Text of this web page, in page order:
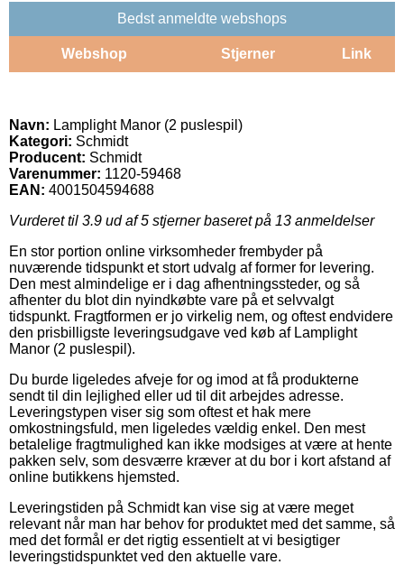
Bedst anmeldte webshops
Webshop Stjerner Link
Navn: Lamplight Manor (2 puslespil)
Kategori: Schmidt
Producent: Schmidt
Varenummer: 1120-59468
EAN: 4001504594688
Vurderet til 3.9 ud af 5 stjerner baseret på 13 anmeldelser
En stor portion online virksomheder frembyder på
nuværende tidspunkt et stort udvalg af former for levering.
Den mest almindelige er i dag afhentningssteder, og så
afhenter du blot din nyindkøbte vare på et selvvalgt
tidspunkt. Fragtformen er jo virkelig nem, og oftest endvidere
den prisbilligste leveringsudgave ved køb af Lamplight
Manor (2 puslespil).
Du burde ligeledes afveje for og imod at få produkterne
sendt til din lejlighed eller ud til dit arbejdes adresse.
Leveringstypen viser sig som oftest et hak mere
omkostningsfuld, men ligeledes vældig enkel. Den mest
betalelige fragtmulighed kan ikke modsiges at være at hente
pakken selv, som desværre kræver at du bor i kort afstand af
online butikkens hjemsted.
Leveringstiden på Schmidt kan vise sig at være meget
relevant når man har behov for produktet med det samme, så
med det formål er det rigtig essentielt at vi besigtiger
leveringstidspunktet ved den aktuelle vare.